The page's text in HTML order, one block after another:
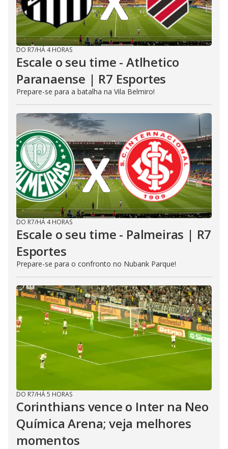
DO R7/HÁ 4 HORAS
Escale o seu time - Atlhetico
Paranaense | R7 Esportes
Prepare-se para a batalha na Vila Belmiro!
DO R7/HÁ 4 HORAS
Escale o seu time - Palmeiras | R7
Esportes
Prepare-se para o confronto no Nubank Parque!
DO R7/HÁ 5 HORAS
Corinthians vence o Inter na Neo
Química Arena; veja melhores
momentos